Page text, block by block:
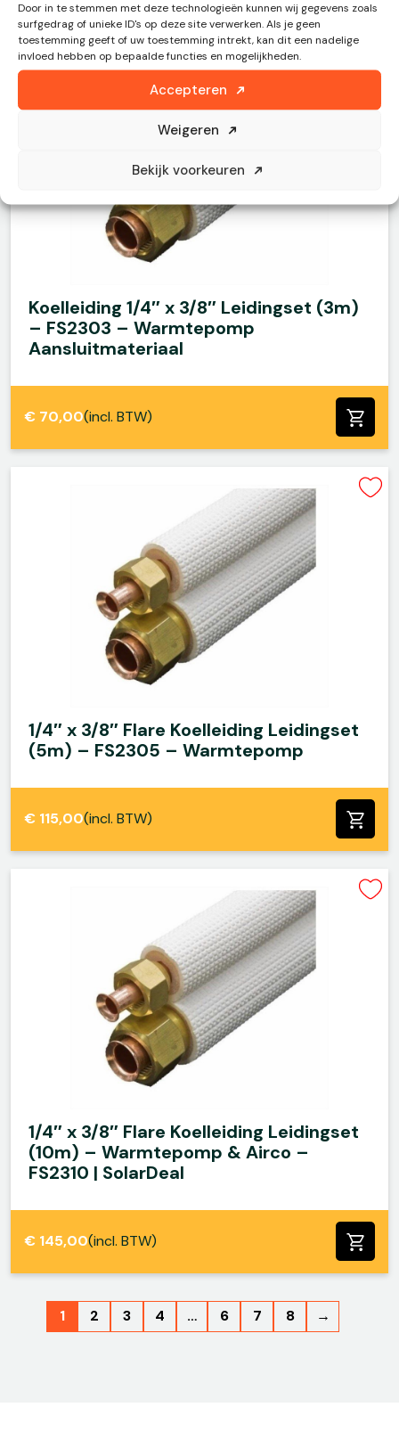
Door in te stemmen met deze technologieën kunnen wij gegevens zoals
surfgedrag of unieke ID's op deze site verwerken. Als je geen
toestemming geeft of uw toestemming intrekt, kan dit een nadelige
invloed hebben op bepaalde functies en mogelijkheden.
Accepteren
Weigeren
Bekijk voorkeuren
Koelleiding 1/4″ x 3/8″ Leidingset (3m)
– FS2303 – Warmtepomp
Aansluitmateriaal
€ 70,00(incl. BTW)
1/4″ x 3/8″ Flare Koelleiding Leidingset
(5m) – FS2305 – Warmtepomp
€ 115,00(incl. BTW)
1/4″ x 3/8″ Flare Koelleiding Leidingset
(10m) – Warmtepomp & Airco –
FS2310 | SolarDeal
€ 145,00(incl. BTW)
1 2 3 4 … 6 7 8 →